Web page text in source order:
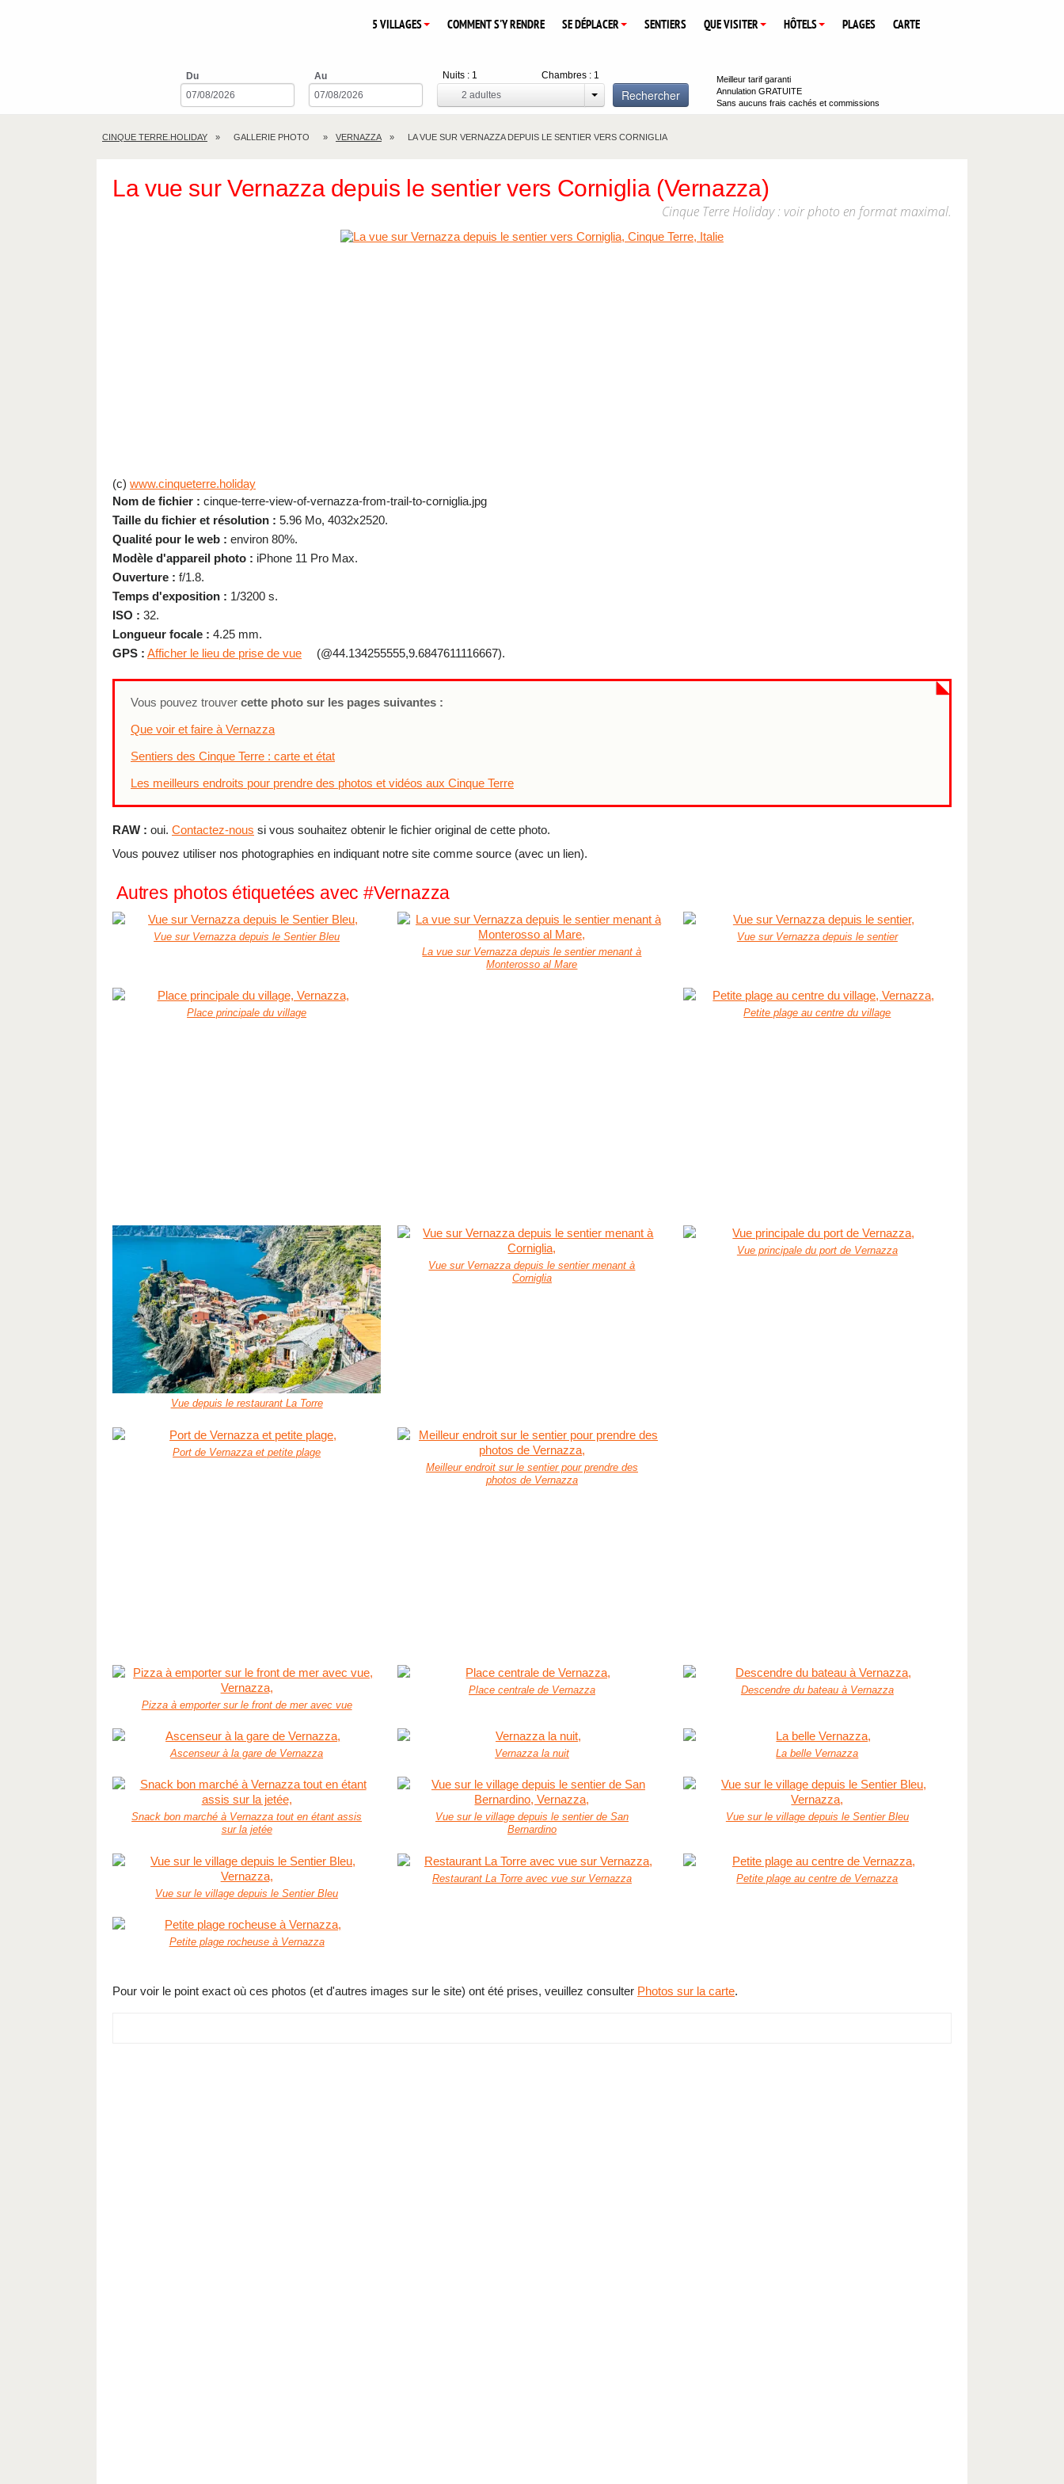
5 VILLAGES COMMENT S'Y RENDRE SE DÉPLACER SENTIERS QUE VISITER HÔTELS PLAGES CARTE
Du
Au
2 adultes
Nuits : 1 Chambres : 1
Rechercher
Meilleur tarif garanti
Annulation GRATUITE
Sans aucuns frais cachés et commissions
CINQUE TERRE.HOLIDAY GALLERIE PHOTO VERNAZZA LA VUE SUR VERNAZZA DEPUIS LE SENTIER VERS CORNIGLIA
La vue sur Vernazza depuis le sentier vers Corniglia (Vernazza)
Cinque Terre Holiday : voir photo en format maximal.
(c) www.cinqueterre.holiday
Nom de fichier : cinque-terre-view-of-vernazza-from-trail-to-corniglia.jpg
Taille du fichier et résolution : 5.96 Mo, 4032x2520.
Qualité pour le web : environ 80%.
Modèle d'appareil photo : iPhone 11 Pro Max.
Ouverture : f/1.8.
Temps d'exposition : 1/3200 s.
ISO : 32.
Longueur focale : 4.25 mm.
GPS : Afficher le lieu de prise de vue (@44.134255555,9.6847611116667).
Vous pouvez trouver cette photo sur les pages suivantes :
Que voir et faire à Vernazza
Sentiers des Cinque Terre : carte et état
Les meilleurs endroits pour prendre des photos et vidéos aux Cinque Terre
RAW : oui. Contactez-nous si vous souhaitez obtenir le fichier original de cette photo.
Vous pouvez utiliser nos photographies en indiquant notre site comme source (avec un lien).
Autres photos étiquetées avec #Vernazza
Vue sur Vernazza depuis le Sentier Bleu
La vue sur Vernazza depuis le sentier menant à
Monterosso al Mare
Vue sur Vernazza depuis le sentier
Place principale du village Petite plage au centre du village
Vue depuis le restaurant La Torre
Vue sur Vernazza depuis le sentier menant à
Corniglia
Vue principale du port de Vernazza
Port de Vernazza et petite plage
Meilleur endroit sur le sentier pour prendre des
photos de Vernazza
Pizza à emporter sur le front de mer avec vue
Place centrale de Vernazza Descendre du bateau à Vernazza
Ascenseur à la gare de Vernazza Vernazza la nuit La belle Vernazza
Snack bon marché à Vernazza tout en étant assis
sur la jetée
Vue sur le village depuis le sentier de San
Bernardino
Vue sur le village depuis le Sentier Bleu
Vue sur le village depuis le Sentier Bleu
Restaurant La Torre avec vue sur Vernazza Petite plage au centre de Vernazza
Petite plage rocheuse à Vernazza
Pour voir le point exact où ces photos (et d'autres images sur le site) ont été prises, veuillez consulter Photos sur la carte.